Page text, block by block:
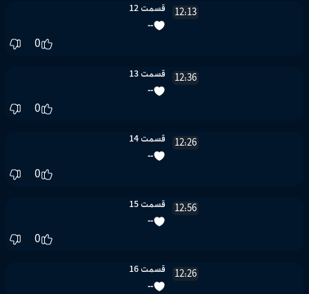
12:13 قسمت 12
--
0
12:36 قسمت 13
--
0
12:26 قسمت 14
--
0
12:56 قسمت 15
--
0
12:26 قسمت 16
--